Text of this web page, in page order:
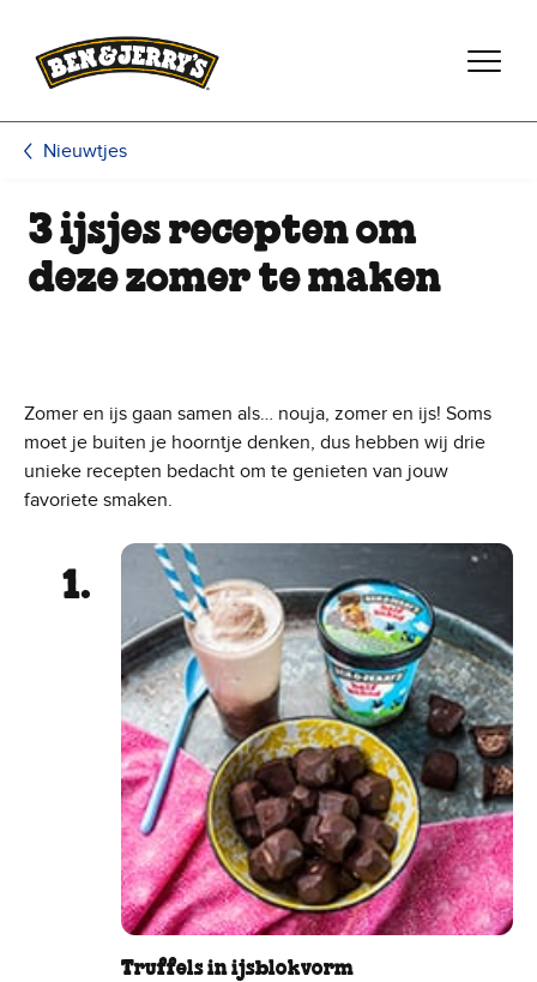
Nieuwtjes
3 ijsjes recepten om
deze zomer te maken
Zomer en ijs gaan samen als… nouja, zomer en ijs! Soms
moet je buiten je hoorntje denken, dus hebben wij drie
unieke recepten bedacht om te genieten van jouw
favoriete smaken.
Truffels in ijsblokvorm